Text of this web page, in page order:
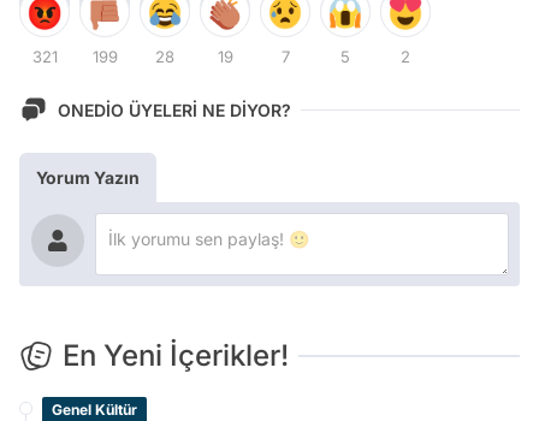
321 199 28 19 7 5 2
ONEDİO ÜYELERİ NE DİYOR?
Yorum Yazın
En Yeni İçerikler!
Genel Kültür